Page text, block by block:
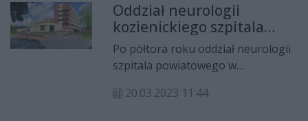
mają prawo do świadczeń zdro­
wotnych finansowanych ze
środków publicznych zgodnie z
przepisami krajowymi.
Oddział neurologii
kozienickiego szpitala
wznawia działalność
Po półtora roku oddział neurologii
szpitala powiatowego w
Pacjenci zaczną być przyjmowani w
20.03.2023 11:44